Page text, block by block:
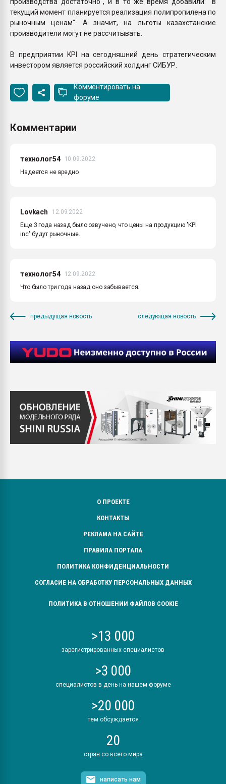
текущий момент планируется реализация полипропилена по
рыночным ценам". А значит, на льготы казахстанские
производители могут не рассчитывать.
В предприятии KPI на сегодняшний день стратегическим
инвестором является российский холдинг СИБУР.
Комментировать на
форуме
Комментарии
технолог54
10.09.2022
Надеется не вредно
Lovkach
12.09.2022
Еще 3 года назад было озвучено, что цены на продукцию "KPI
inc" будут рыночные.
технолог54
12.09.2022
Что было три года назад оно забывается.
предыдущая новость следующая новость
О ПРОЕКТЕ
КОНТАКТЫ
РЕКЛАМА НА САЙТЕ
ПРАВИЛА ПОРТАЛА
ПОЛИТИКА КОНФИДЕНЦИАЛЬНОСТИ
СОГЛАСИЕ НА ОБРАБОТКУ ПЕРСОНАЛЬНЫХ ДАННЫХ
ПОЛИТИКА В ОТНОШЕНИИ ФАЙЛОВ COOKIE
>13 000
зарегистрированных специалистов
>3 000
специалистов в день на нашем форуме
>20 000
тем обсуждается
20
стран со всего мира
написать нам